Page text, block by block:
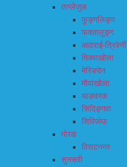
ताप्लेजुङ
फुङ्गलिङ्ग
फक्तालुङ्ग
आठराई-त्रिवेणी
मिक्वाखोला
मेरिङदेन
मौवाखोला
याङवरक
सिदिङ्गवा
सिरिजंघा
मोरङ
विराटनगर
सुनसरी